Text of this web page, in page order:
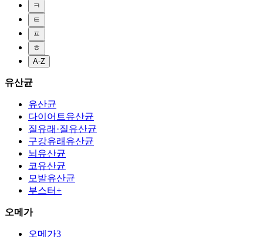
ㅋ
ㅌ
ㅍ
ㅎ
A-Z
유산균
유산균
다이어트유산균
질유래·질유산균
구강유래유산균
뇌유산균
코유산균
모발유산균
부스터+
오메가
오메가3